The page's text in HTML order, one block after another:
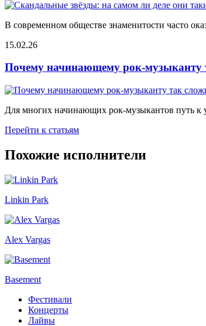
В современном обществе знаменитости часто
15.02.26
Почему начинающему рок-музыканту
Для многих начинающих рок-музыкантов путь к
Перейти к статьям
Похожие исполнители
Linkin Park
Alex Vargas
Basement
Фестивали
Концерты
Лайвы